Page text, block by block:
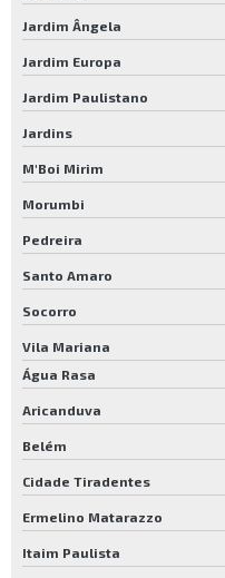
Bona resina para piso de madeira
Bona traffic natural
Bona traffic preço
Bona traffic preço verniz
Bona verniz
Bona verniz fosco
Bona verniz para piso de madeira
Bona verniz preço
Bona wave 2k
Bona wave 2k preço
Cola pu para madeira
Cola pu para piso
Jardim Ângela
Jardim Europa
Jardim Paulistano
Jardins
M'Boi Mirim
Morumbi
Pedreira
Santo Amaro
Socorro
Vila Mariana
Água Rasa
Aricanduva
Belém
Cidade Tiradentes
Ermelino Matarazzo
Itaim Paulista